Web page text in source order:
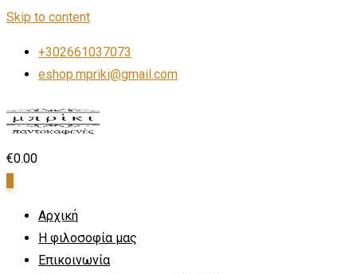
Skip to content
+302661037073
eshop.mpriki@gmail.com
€0.00
Αρχική
Η φιλοσοφία μας
Επικοινωνία